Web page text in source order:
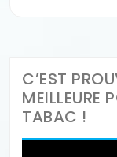
C’EST
MEILLEURE
TABAC !